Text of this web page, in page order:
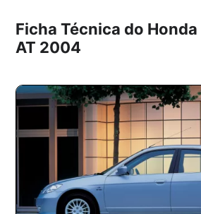
Ficha Técnica do Honda
AT 2004